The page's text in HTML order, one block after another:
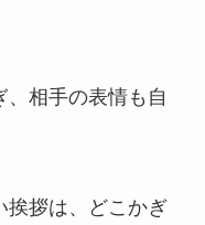
相手の表情も自
挨拶は、どこかぎ